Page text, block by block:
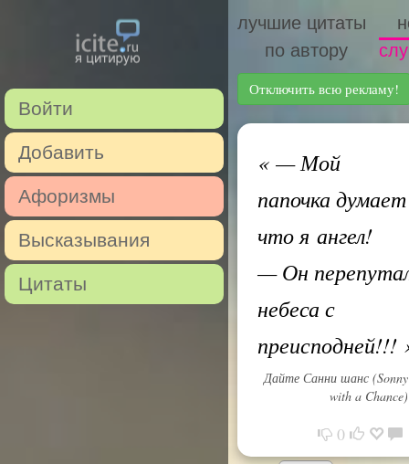
Войти
Добавить
Афоризмы
Высказывания
Цитаты
лучшие цитаты
по автору
Отключить всю рекламу!
«— Мой
папочка думает
что я ангел!
— Он
небеса с
преисподней!!!
Дайте Санни шанс (Sonny
with a Chance)
0